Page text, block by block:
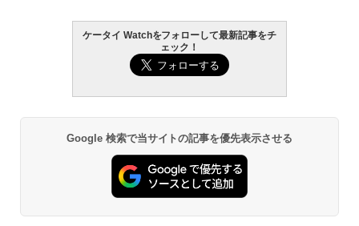
ケータイ Watchをフォローして最新記事をチ
ェック！
Google 検索で当サイトの記事を優先表示させる